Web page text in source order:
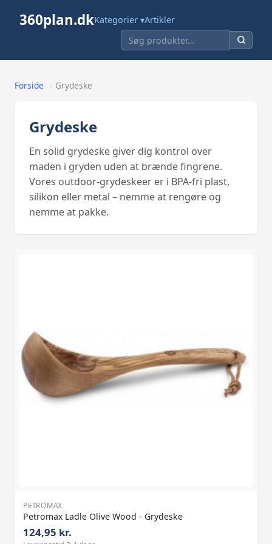
360plan.dkKategorier ▾Artikler
Forside › Grydeske
Grydeske
En solid grydeske giver dig kontrol over
maden i gryden uden at brænde fingrene.
Vores outdoor-grydeskeer er i BPA-fri plast,
silikon eller metal – nemme at rengøre og
nemme at pakke.
PETROMAX
Petromax Ladle Olive Wood - Grydeske
124,95 kr.